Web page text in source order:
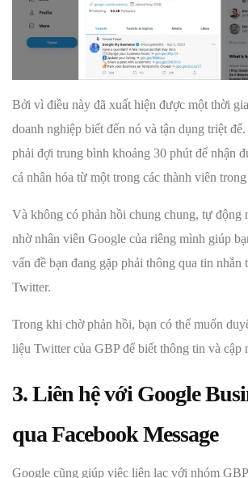
Bởi vì điều này đã xuất hiện được một thời
doanh nghiệp biết đến nó và tận dụng triệt
phải đợi trung bình khoảng 30 phút để nhận
cá nhân hóa từ một trong các thành viên
Và không có phản hồi chung chung, tự động
nhờ nhân viên Google của riêng mình giúp
vấn đề bạn đang gặp phải thông qua tin nhắn
Twitter.
Trong khi chờ phản hồi, bạn có thể muốn
liệu Twitter của GBP để biết thông tin và cập
3. Liên hệ với Google
qua Facebook Message
Google cũng giúp việc liên lạc với nhóm